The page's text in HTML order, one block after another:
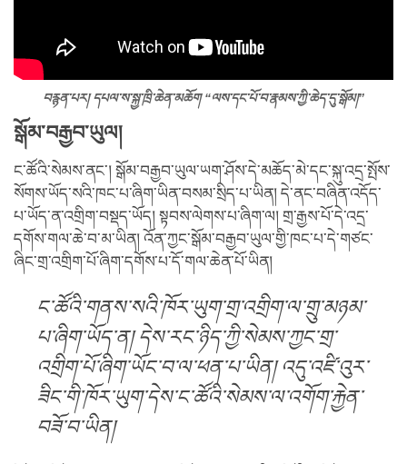
བརྙན་པར། དཔལ་ས་སྐྱ་ཁྲི་ཆེན་མཆོག “ལས་དང་པོ་བ་རྣམས་ཀྱི་ཆེད་དུ་སྒོམ།”
སྒོམ་བརྒྱབ་ཡུལ།
ང་ཚོའི་སེམས་ནང་། སྒོམ་བརྒྱབ་ཡུལ་ཡག་ཤོས་དེ་མཆོད་མེ་དང་སྐུ་འདྲ་སྤོས་
སོགས་ཡོད་སའི་ཁང་པ་ཞིག་ཡིན་བསམ་སྲིད་པ་ཡིན། དེ་ནང་བཞིན་འདོད་
པ་ཡོད་ན་འགྲིག་བསྡད་ཡོད། སྟབས་ལེགས་པ་ཞིག་ལ། གྲ་རྒྱས་པོ་དེ་འདྲ་
དགོས་གལ་ཆེ་བ་མ་ཡིན། འོན་ཀྱང་སྒོམ་བརྒྱབ་ཡུལ་གྱི་ཁང་པ་དེ་གཙང་
ཞིང་གྲ་འགྲིག་པོ་ཞིག་དགོས་པ་དོ་གལ་ཆེན་པོ་ཡིན།
ང་ཚོའི་གནས་སའི་ཁོར་ཡུག་གྲ་འགྲིག་ལ་གྲུ་མཉམ་
པ་ཞིག་ཡོད་ན། དེས་རང་ཉིད་ཀྱི་སེམས་ཀྱང་གྲ་
འགྲིག་པོ་ཞིག་ཡོང་བ་ལ་ཕན་པ་ཡིན། འདུ་འཛི་འུར་
ཟིང་གི་ཁོར་ཡུག་དེས་ང་ཚོའི་སེམས་ལ་འགོག་རྐྱེན་
བཟོ་བ་ཡིན།